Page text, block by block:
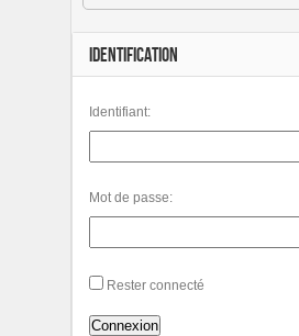
IDENTIFICATION
Identifiant:
Mot de passe:
Rester connecté
Connexion